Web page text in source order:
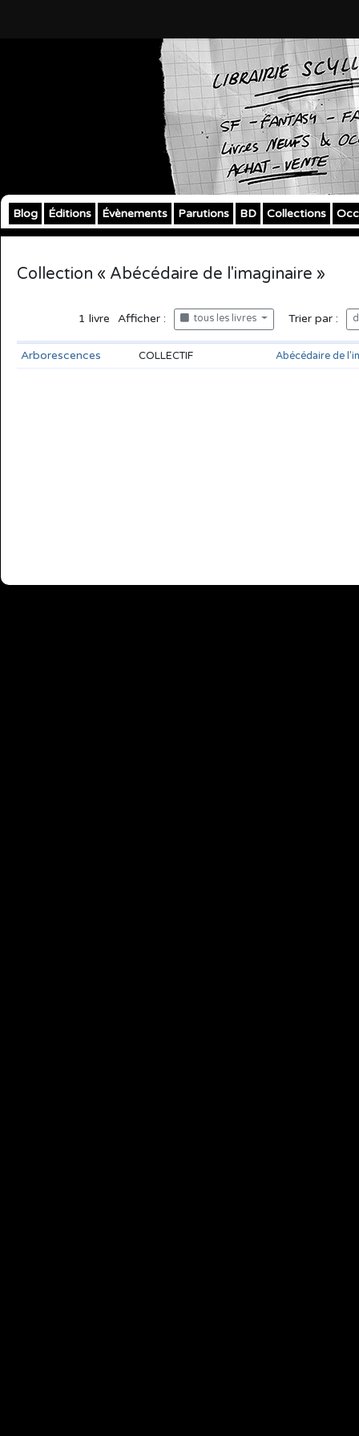
Blog Éditions Évènements Parutions BD Collections
Collection « Abécédaire de l'imaginaire »
1 livre Afficher : tous les livres Trier par :
Arborescences COLLECTIF Abécédaire de